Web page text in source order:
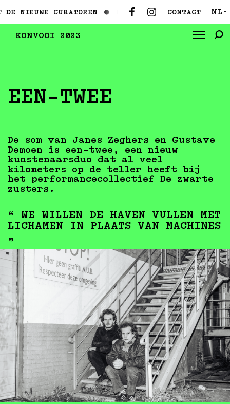
CURATOREN ● MAAK KENNIS MET DE NIEUWE
CONTACT NL ▼
KONVOOI 2023
EEN-TWEE
De som van Janes Zeghers en Gustave
Demoen is een-twee, een nieuw
kunstenaarsduo dat al veel
kilometers op de teller heeft bij
het performancecollectief De zwarte
zusters.
“ WE WILLEN DE HAVEN VULLEN MET
LICHAMEN IN PLAATS VAN MACHINES
„